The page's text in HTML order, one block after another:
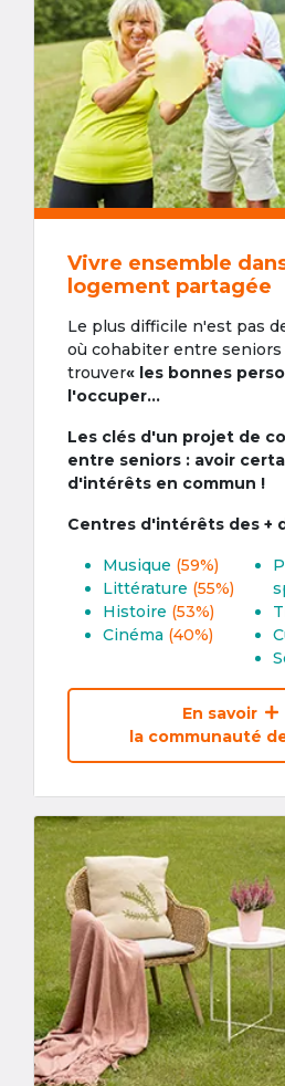
Vivre ensemble
logement partagée
Le plus difficile n'est pas
où cohabiter entre seniors
trouver« les bonnes
l'occuper...
Les clés d'un projet de
entre seniors : avoir
d'intérêts en commun !
Centres d'intérêts des +
Musique (59%)
Littérature (55%)
Histoire (53%)
Cinéma (40%)
En savoir
la communauté